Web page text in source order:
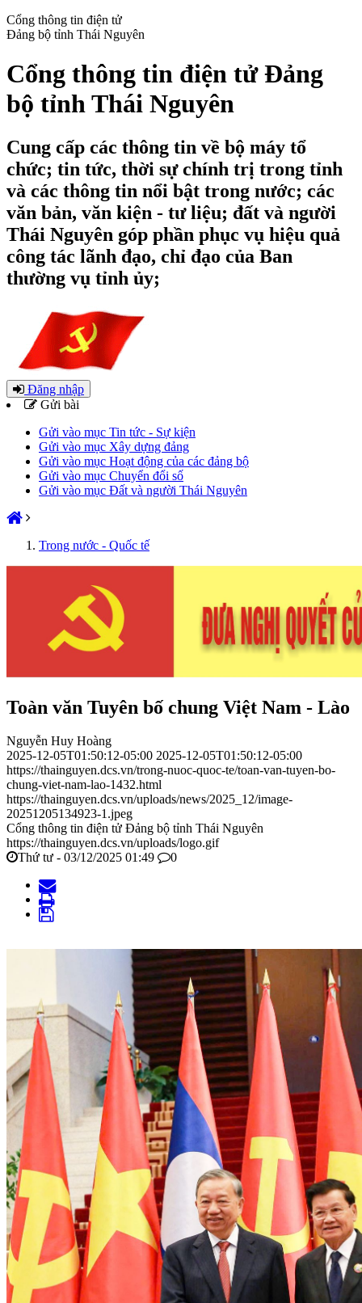
Cổng thông tin điện tử
Đảng bộ tỉnh Thái Nguyên
Cổng thông tin điện tử Đảng
bộ tỉnh Thái Nguyên
Cung cấp các thông tin về bộ máy tổ
chức; tin tức, thời sự chính trị trong tỉnh
và các thông tin nổi bật trong nước; các
văn bản, văn kiện - tư liệu; đất và người
Thái Nguyên góp phần phục vụ hiệu quả
công tác lãnh đạo, chỉ đạo của Ban
thường vụ tỉnh ủy;
Đăng nhập
Gửi bài
Gửi vào mục Tin tức - Sự kiện
Gửi vào mục Xây dựng đảng
Gửi vào mục Hoạt động của các đảng bộ
Gửi vào mục Chuyển đổi số
Gửi vào mục Đất và người Thái Nguyên
Trong nước - Quốc tế
Toàn văn Tuyên bố chung Việt Nam - Lào
Nguyễn Huy Hoàng
2025-12-05T01:50:12-05:00 2025-12-05T01:50:12-05:00
https://thainguyen.dcs.vn/trong-nuoc-quoc-te/toan-van-tuyen-bo-
chung-viet-nam-lao-1432.html
https://thainguyen.dcs.vn/uploads/news/2025_12/image-
20251205134923-1.jpeg
Cổng thông tin điện tử Đảng bộ tỉnh Thái Nguyên
https://thainguyen.dcs.vn/uploads/logo.gif
Thứ tư - 03/12/2025 01:49
0